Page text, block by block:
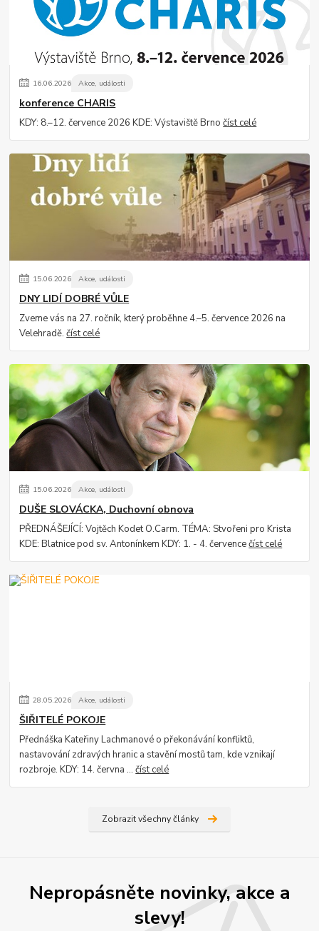
16.06.2026 Akce, události
konference CHARIS
KDY: 8.–12. července 2026 KDE: Výstaviště Brnočíst celé
15.06.2026 Akce, události
DNY LIDÍ DOBRÉ VŮLE
Zveme vás na 27. ročník, který proběhne 4.–5. července 2026 na
Velehradě.číst celé
15.06.2026 Akce, události
DUŠE SLOVÁCKA, Duchovní obnova
PŘEDNÁŠEJÍCÍ: Vojtěch Kodet O.Carm. TÉMA: Stvořeni pro Krista
KDE: Blatnice pod sv. Antonínkem KDY: 1. - 4. červencečíst celé
28.05.2026 Akce, události
ŠIŘITELÉ POKOJE
Přednáška Kateřiny Lachmanové o překonávání konfliktů,
nastavování zdravých hranic a stavění mostů tam, kde vznikají
rozbroje. KDY: 14. června ...číst celé
Zobrazit všechny články
Nepropásněte novinky, akce a
slevy!